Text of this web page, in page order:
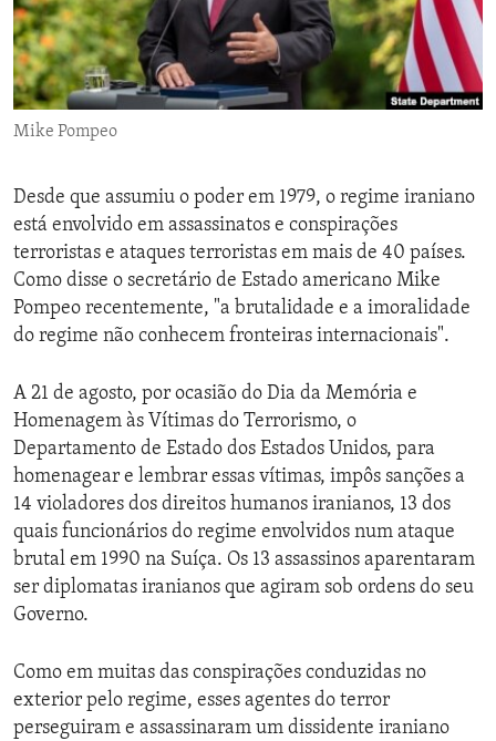
ENVIRONMENT AND HEALTH
IDEALS AND INSTITUTIONS
Mike Pompeo
Desde que assumiu o poder em 1979, o regime iraniano
está envolvido em assassinatos e conspirações
terroristas e ataques terroristas em mais de 40 países.
Como disse o secretário de Estado americano Mike
Pompeo recentemente, "a brutalidade e a imoralidade
do regime não conhecem fronteiras internacionais".
A 21 de agosto, por ocasião do Dia da Memória e
Homenagem às Vítimas do Terrorismo, o
Departamento de Estado dos Estados Unidos, para
homenagear e lembrar essas vítimas, impôs sanções a
14 violadores dos direitos humanos iranianos, 13 dos
quais funcionários do regime envolvidos num ataque
brutal em 1990 na Suíça. Os 13 assassinos aparentaram
ser diplomatas iranianos que agiram sob ordens do seu
Governo.
Como em muitas das conspirações conduzidas no
exterior pelo regime, esses agentes do terror
perseguiram e assassinaram um dissidente iraniano